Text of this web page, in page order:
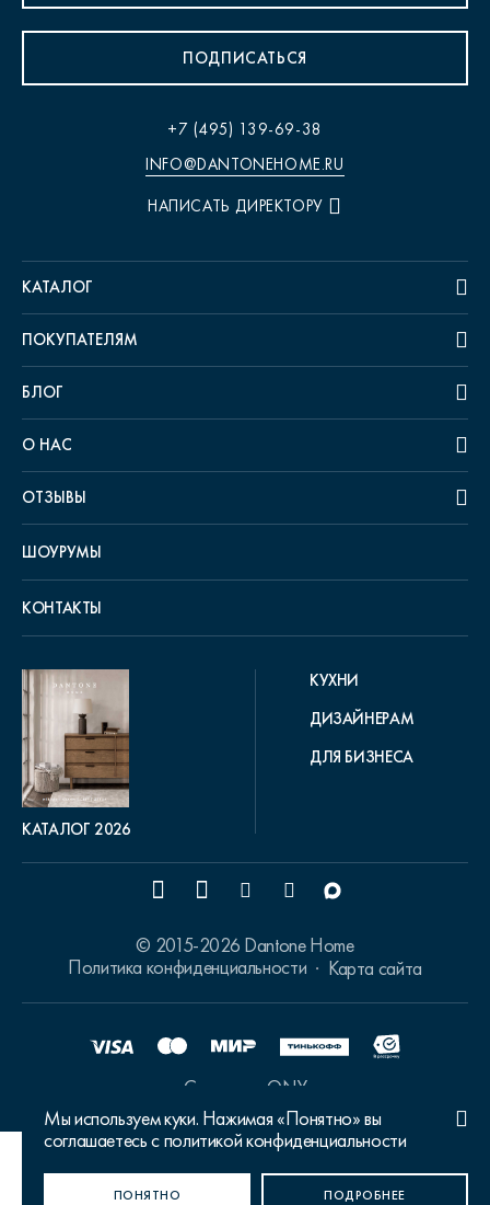
ДА, ВЕРНО НЕТ, ИЗМЕНИТЬ
Мы используем куки. Нажимая «Понятно» вы
соглашаетесь с политикой конфиденциальности
ПОНЯТНО ПОДРОБНЕЕ
ПОДПИСАТЬСЯ
+7 (495) 139-69-38
INFO@DANTONEHOME.RU
НАПИСАТЬ ДИРЕКТОРУ
КАТАЛОГ
ПОКУПАТЕЛЯМ
БЛОГ
О НАС
ОТЗЫВЫ
ШОУРУМЫ
КОНТАКТЫ
КАТАЛОГ 2026
КУХНИ
ДИЗАЙНЕРАМ
ДЛЯ БИЗНЕСА
© 2015-2026 Dantone Home
Политика конфиденциальности
Карта сайта
Сделано в ONY